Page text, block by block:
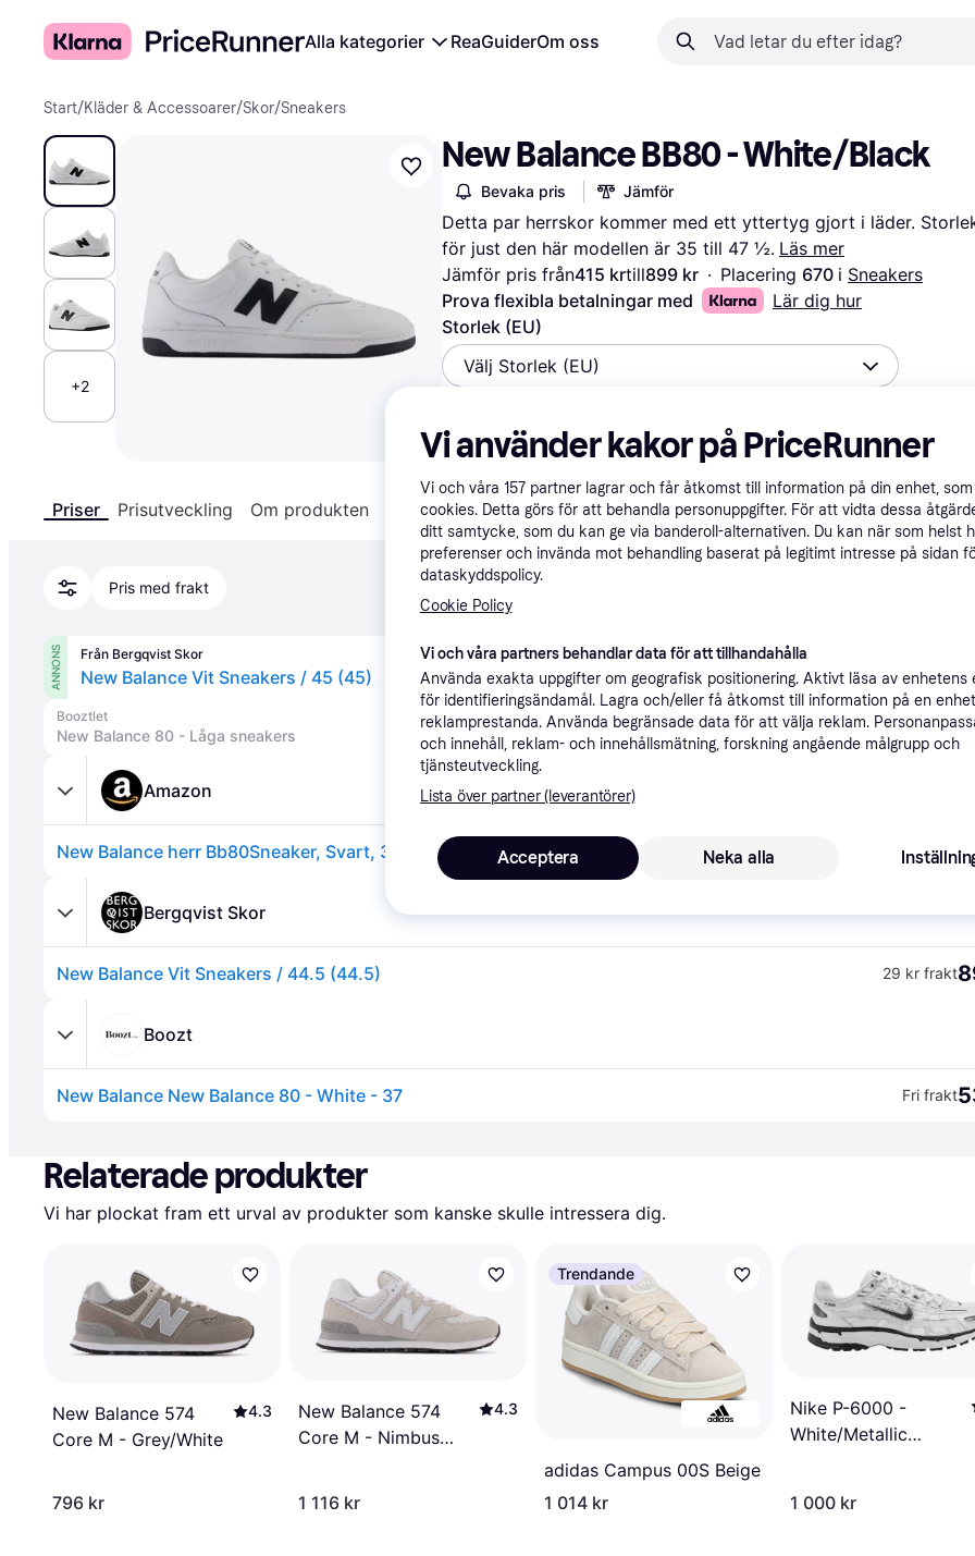
Alla kategorier ReaGuiderOm oss
Start/Kläder & Accessoarer/Skor/Sneakers
+2
New Balance BB80 - White/Black
Bevaka pris Jämför
Detta par herrskor kommer med ett yttertyg gjort i läder.
för just den här modellen är 35 till 47 ½. Läs mer
Jämför pris från415 krtill899 kr · Placering 670 i Sneakers
Prova flexibla betalningar med
Lär dig hur
Storlek (EU)
Välj Storlek (EU)
Priser Prisutveckling Om produkten Specifikationer
Pris med frakt
ANNONS Från Bergqvist Skor
New Balance Vit Sneakers / 45 (45)
Booztlet
New Balance 80 - Låga sneakers 49 kr frakt
Amazon
New Balance herr Bb80Sneaker, Svart, 36 EU Fri frakt
Bergqvist Skor
New Balance Vit Sneakers / 44.5 (44.5) 29 kr frakt
Boozt
New Balance New Balance 80 - White - 37 Fri frakt
Relaterade produkter
Vi har plockat fram ett urval av produkter som kanske skulle intressera dig.
New Balance 574
Core M - Grey/White
4.3
796 kr
New Balance 574
Core M - Nimbus
4.3
1 116 kr
Trendande
adidas Campus 00S Beige
1 014 kr
Nike P-6000 -
White/Metallic
1 000 kr
Vi använder kakor på PriceRunner
Vi och våra 157 partner lagrar och får åtkomst till information på din enhet,
cookies. Detta görs för att behandla personuppgifter. För att vidta dessa
ditt samtycke, som du kan ge via banderoll-alternativen. Du kan när som helst
preferenser och invända mot behandling baserat på legitimt intresse på sidan
dataskyddspolicy.
Cookie Policy
Vi och våra partners behandlar data för att tillhandahålla
Använda exakta uppgifter om geografisk positionering. Aktivt läsa av enhetens
för identifieringsändamål. Lagra och/eller få åtkomst till information på en
reklamprestanda. Använda begränsade data för att välja reklam.
och innehåll, reklam- och innehållsmätning, forskning angående målgrupp och
tjänsteutveckling.
Lista över partner (leverantörer)
Neka alla
Acceptera